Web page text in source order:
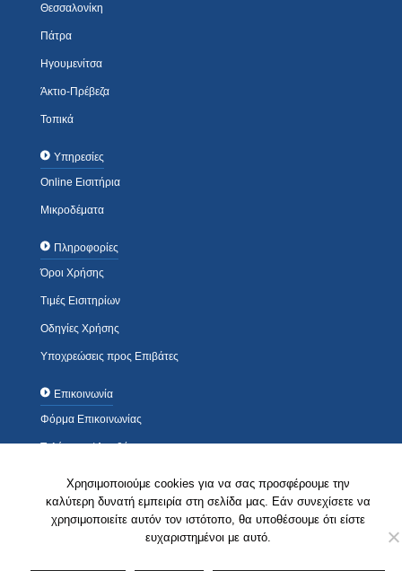
Θεσσαλονίκη
Πάτρα
Ηγουμενίτσα
Άκτιο-Πρέβεζα
Τοπικά
Υπηρεσίες
Online Εισιτήρια
Μικροδέματα
Πληροφορίες
Όροι Χρήσης
Τιμές Εισιτηρίων
Οδηγίες Χρήσης
Υποχρεώσεις προς Επιβάτες
Επικοινωνία
Φόρμα Επικοινωνίας
Τηλέφωνα / Διευθύνσεις
© 2010 - 2026 ΚΤΕΛ ΝΟΜΟΥ ΛΕΥΚΑΔΑΣ Α.Ε. All rights reserved |Πολιτική Απορρήτου
Σχεδιασμός & Ανάπτυξη:ΙΜΕ Πληροφορική
Χρησιμοποιούμε cookies για να σας προσφέρουμε την
καλύτερη δυνατή εμπειρία στη σελίδα μας. Εάν συνεχίσετε να
χρησιμοποιείτε αυτόν τον ιστότοπο, θα υποθέσουμε ότι είστε
ευχαριστημένοι με αυτό.